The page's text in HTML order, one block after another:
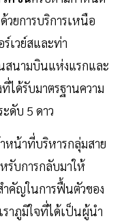
วยการบริการเหนือ
ร์เวย์สและท่า
สนามบินแห่งแรกและ
ได้รับมาตรฐานความ
ดับ 5 ดาว
หน้าที่บริหารกลุ่มสาย
รับการกลับมาให้
ำคัญในการฟื้นตัวของ
ราภูมิใจที่ได้เป็นผู้นำ